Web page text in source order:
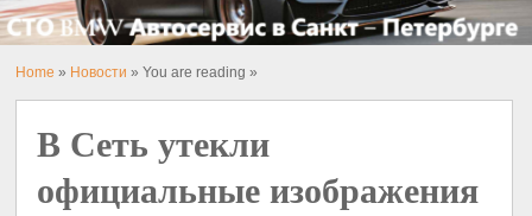
Home » Новости » You are reading »
В Сеть утекли
официальные изображения